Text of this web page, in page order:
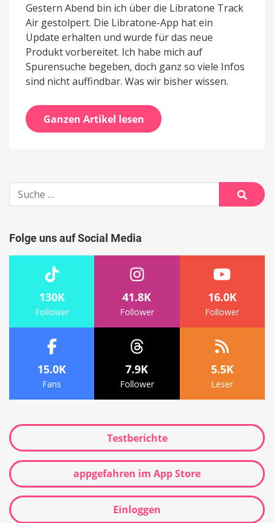
Gestern Abend bin ich über die Libratone Track
Air gestolpert. Die Libratone-App hat ein
Update erhalten und wurde für das neue
Produkt vorbereitet. Ich habe mich auf
Spurensuche begeben, doch ganz so viele Infos
sind nicht auffindbar. Was wir bisher wissen.
Ganzen Artikel lesen
Suche
nach:
Suche
Folge uns auf Social Media
130K
Follower
41.8K
Follower
16.0K
Follower
15.0K
Fans
7.9K
Follower
5.5K
Leser
Testberichte
appgefahren im App Store
Einloggen